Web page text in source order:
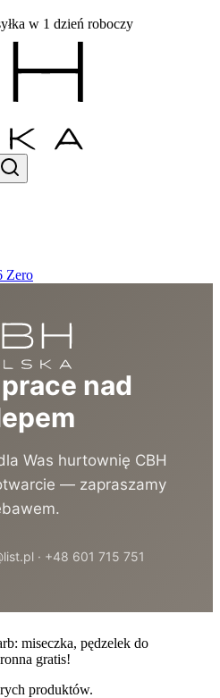
w 1 dzień roboczy
Zero
nad
Was hurtownię CBH
— zapraszamy
· +48 601 715 751
miseczka, pędzelek do
gratis!
produktów.